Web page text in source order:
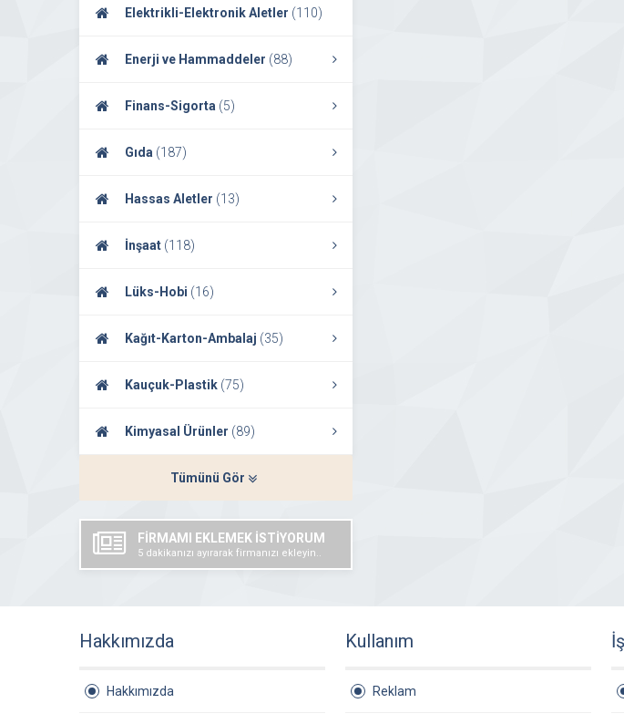
Elektrikli-Elektronik Aletler (110)
Enerji ve Hammaddeler (88)
Finans-Sigorta (5)
Gıda (187)
Hassas Aletler (13)
İnşaat (118)
Lüks-Hobi (16)
Kağıt-Karton-Ambalaj (35)
Kauçuk-Plastik (75)
Kimyasal Ürünler (89)
Tümünü Gör
FİRMAMI EKLEMEK İSTİYORUM
5 dakikanızı ayırarak firmanızı ekleyin..
Hakkımızda
Hakkımızda
Kullanım
Reklam